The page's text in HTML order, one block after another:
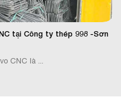
tại Công ty thép 998 -Sơn
CNC là ...